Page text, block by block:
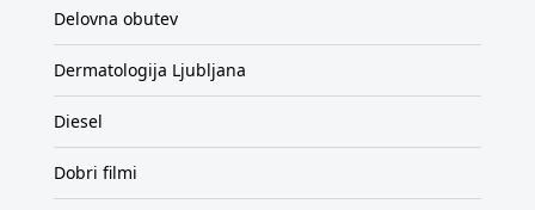
Delovna obutev
Dermatologija Ljubljana
Diesel
Dobri filmi